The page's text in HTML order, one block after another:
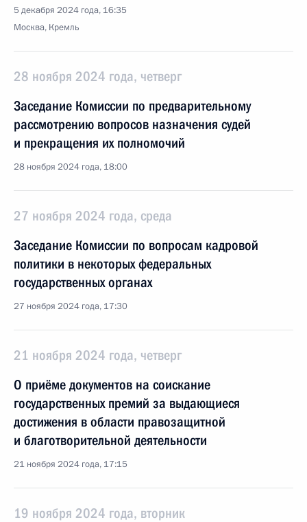
5 декабря 2024 года, 16:35
Москва, Кремль
28 ноября 2024 года, четверг
Заседание Комиссии по предварительному
рассмотрению вопросов назначения судей
и прекращения их полномочий
28 ноября 2024 года, 18:00
27 ноября 2024 года, среда
Заседание Комиссии по вопросам кадровой
политики в некоторых федеральных
государственных органах
27 ноября 2024 года, 17:30
21 ноября 2024 года, четверг
О приёме документов на соискание
государственных премий за выдающиеся
достижения в области правозащитной
и благотворительной деятельности
21 ноября 2024 года, 17:15
19 ноября 2024 года, вторник